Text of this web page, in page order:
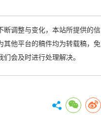
断调整与变化，本站所提供的
其他平台的稿件均为转载稿
会及时进行处理解决。